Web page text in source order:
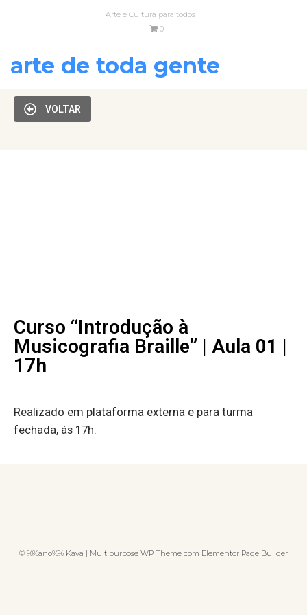
Arte e Cultura para todos
0
arte de toda gente
VOLTAR
Curso “Introdução à
Musicografia Braille” | Aula 01 |
17h
Realizado em plataforma externa e para turma
fechada, ás 17h.
© %%ano%% Kava | Multipurpose WP Theme com Elementor Page Builder